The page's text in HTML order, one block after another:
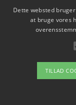
Sådan skaber
Om /
Dette websted
at bruge vores
TILLAD